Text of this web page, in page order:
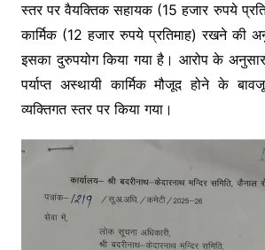
स्तर पर वैयक्तिक सहायक (15 हजार रुपये
कार्मिक (12 हजार रुपये प्रतिमाह) रखने की
इसका दुरुपयोग किया गया है। आरोप के
पर्याप्त अस्थायी कार्मिक मौजूद होने के
व्यक्तिगत स्तर पर किया गया।